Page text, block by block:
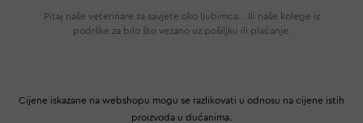
Pitaj naše veterinare za savjete oko ljubimca... Ili naše kolege iz
podrške za bilo što vezano uz pošiljku ili plaćanje.
Cijene iskazane na webshopu mogu se razlikovati u odnosu na cijene istih
proizvoda u dućanima.